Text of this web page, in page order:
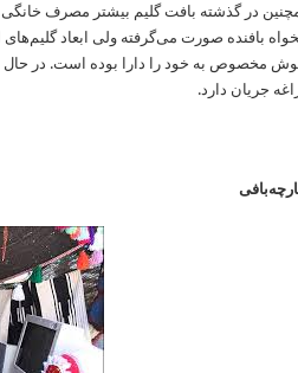
در گذشته بافت گلیم بیشتر مصرف خانگی
بافنده صورت می‌گرفته ولی ابعاد
مخصوص به خود را دارا بوده است. در حال
جریان دارد.